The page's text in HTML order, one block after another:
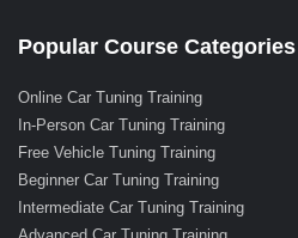
Popular Course Categories
Online Car Tuning Training
In-Person Car Tuning Training
Free Vehicle Tuning Training
Beginner Car Tuning Training
Intermediate Car Tuning Training